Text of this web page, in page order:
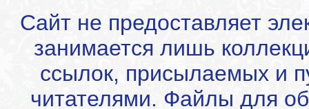
Сайт не предоставляет
занимается лишь
ссылок, присылаемых и
читателями. Файлы для